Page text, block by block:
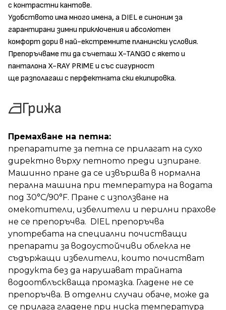
с контрастни кантове.
Удобството има много имена, а DIEL е синоним за
гарантирани зимни приключения и абсолютен
комфорт дори в най-екстремните планински условия.
Препоръчваме ти да съчеташ X-TANGO с якето и
панталона X-RAY PRIME и със сигурност
ще разполагаш с перфектната ски екипировка.
Грижа
Премахване на петна:
препаратите за петна се прилагат на сухо
директно върху петното преди изпиране.
Машинно пране да се извършва в нормална
перална машина при температура на водата
под 30°C/90°F. Пране с използване на
омекотители, избелители и перилни прахове
не се препоръчва. DIEL препоръчва
употребата на специални почистващи
препарати за водоустойчиви облекла не
съдържащи избелители, които почистват
продукта без да нарушават трайната
водоотблъскваща промазка. Гладене не се
препоръчва. В отделни случаи обаче, може да
се прилага гладене при ниска температура